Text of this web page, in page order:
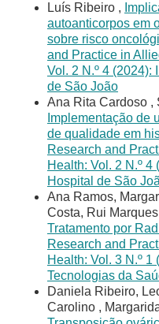
Luís Ribeiro ,
autoanticorpos em
sobre risco
and Practice in
Vol. 2 N.º 4 (2024):
de São João
Ana Rita Cardoso ,
Implementação de
de qualidade em
Research and
Health: Vol. 2 N.º
Hospital de São
Ana Ramos,
Costa, Rui
Tratamento por
Research and
Health: Vol. 3 N.º 1
Tecnologias da
Daniela Ribeiro,
Carolino ,